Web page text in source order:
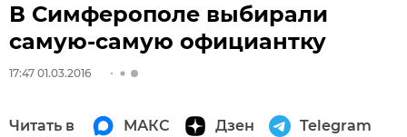
В Симферополе выбирали
самую-самую официантку
17:47 01.03.2016
Читать в МАКС Дзен Telegram